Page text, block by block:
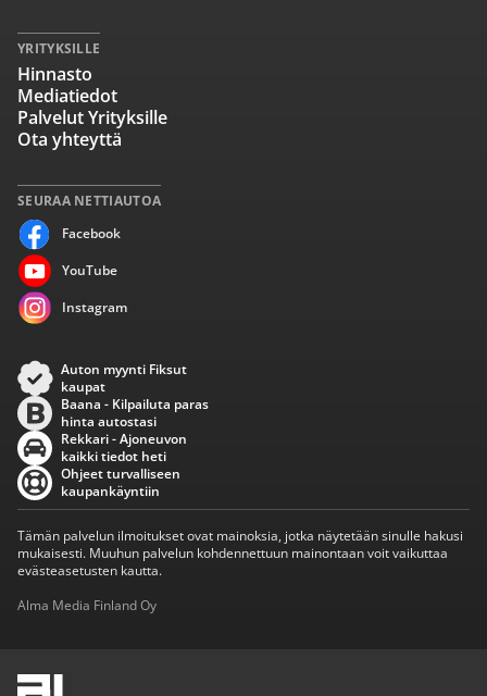
SEURAA NETTIAUTOA
Facebook
YouTube
Instagram
YRITYKSILLE
Hinnasto
Mediatiedot
Palvelut Yrityksille
Ota yhteyttä
Auton myynti Fiksut
kaupat
Baana - Kilpailuta paras
hinta autostasi
Rekkari - Ajoneuvon
kaikki tiedot heti
Ohjeet turvalliseen
kaupankäyntiin
Tämän palvelun ilmoitukset ovat mainoksia, jotka näytetään sinulle hakusi
mukaisesti. Muuhun palvelun kohdennettuun mainontaan voit vaikuttaa
evästeasetusten kautta.
Alma Media Finland Oy